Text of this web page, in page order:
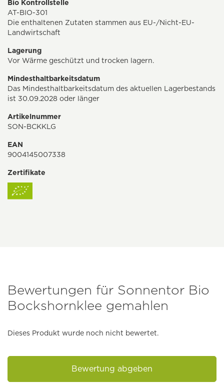
Bio Kontrollstelle
AT-BIO-301
Die enthaltenen Zutaten stammen aus EU-/Nicht-EU-
Landwirtschaft
Lagerung
Vor Wärme geschützt und trocken lagern.
Mindesthaltbarkeitsdatum
Das Mindesthaltbarkeitsdatum des aktuellen Lagerbestands
ist 30.09.2028 oder länger
Artikelnummer
SON-BCKKLG
EAN
9004145007338
Zertifikate
Bewertungen für Sonnentor Bio
Bockshornklee gemahlen
Dieses Produkt wurde noch nicht bewertet.
Bewertung abgeben